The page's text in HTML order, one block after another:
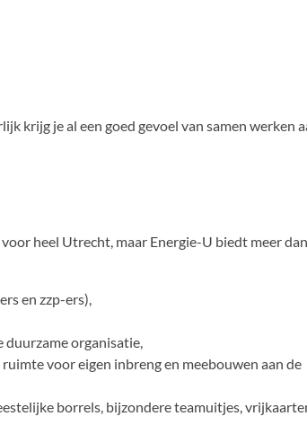
krijg je al een goed gevoel van samen werken
heel Utrecht, maar Energie-U biedt meer
en zzp-ers),
duurzame organisatie,
voor eigen inbreng en meebouwen aan de
borrels, bijzondere teamuitjes,